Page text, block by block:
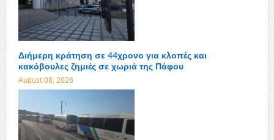
Διήμερη κράτηση σε 44χρονο για κλοπές και
κακόβουλες ζημιές σε χωριά της Πάφου
August 08, 2026